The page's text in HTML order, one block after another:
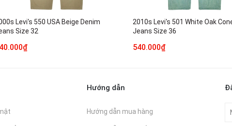
Levi's 550 USA Beige Denim
Size 32
2010s Levi's 501 White Oak
Jeans Size 36
540.000₫
Hướng dẫn
Hướng dẫn mua hàng